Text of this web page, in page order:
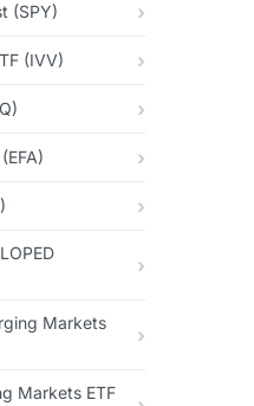
(SPY)
(IVV)
Markets
Markets ETF